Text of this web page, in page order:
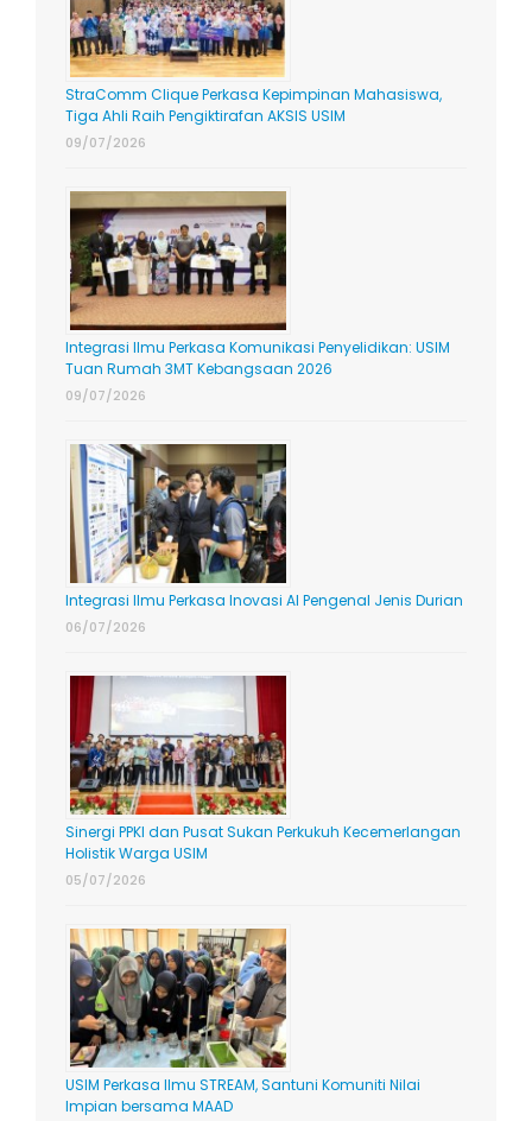
StraComm Clique Perkasa Kepimpinan Mahasiswa,
Tiga Ahli Raih Pengiktirafan AKSIS USIM
09/07/2026
Integrasi Ilmu Perkasa Komunikasi Penyelidikan: USIM
Tuan Rumah 3MT Kebangsaan 2026
09/07/2026
Integrasi Ilmu Perkasa Inovasi AI Pengenal Jenis Durian
06/07/2026
Sinergi PPKI dan Pusat Sukan Perkukuh Kecemerlangan
Holistik Warga USIM
05/07/2026
USIM Perkasa Ilmu STREAM, Santuni Komuniti Nilai
Impian bersama MAAD